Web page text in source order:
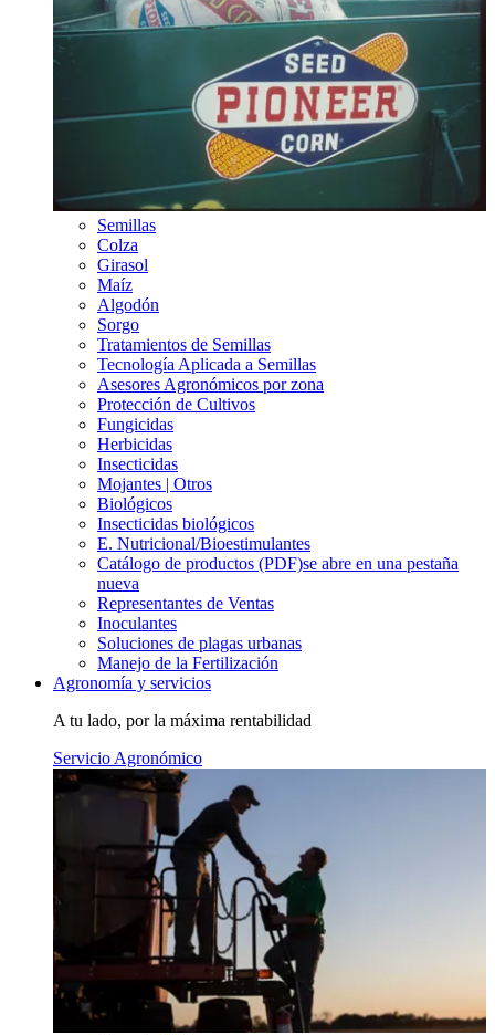
Semillas
Colza
Girasol
Maíz
Algodón
Sorgo
Tratamientos de Semillas
Tecnología Aplicada a Semillas
Asesores Agronómicos por zona
Protección de Cultivos
Fungicidas
Herbicidas
Insecticidas
Mojantes | Otros
Biológicos
Insecticidas biológicos
E. Nutricional/Bioestimulantes
Catálogo de productos (PDF)se abre en una pestaña
nueva
Representantes de Ventas
Inoculantes
Soluciones de plagas urbanas
Manejo de la Fertilización
Agronomía y servicios
A tu lado, por la máxima rentabilidad
Servicio Agronómico